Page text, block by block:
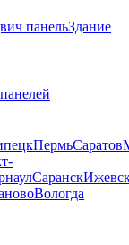
панельЗдание
ПермьСаратов
Саранск
Вологда